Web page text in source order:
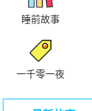
睡前故事
一千零一夜